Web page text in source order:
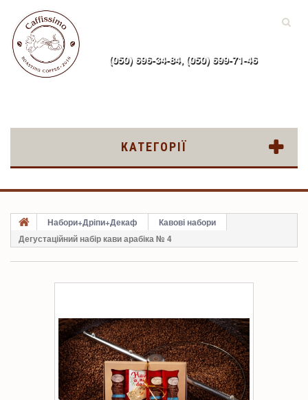
(050) 696-34-84, (050) 699-71-46
КАТЕГОРІЇ
Набори+Дріпи+Декаф
Кавові набори
Дегустаційний набір кави арабіка № 4